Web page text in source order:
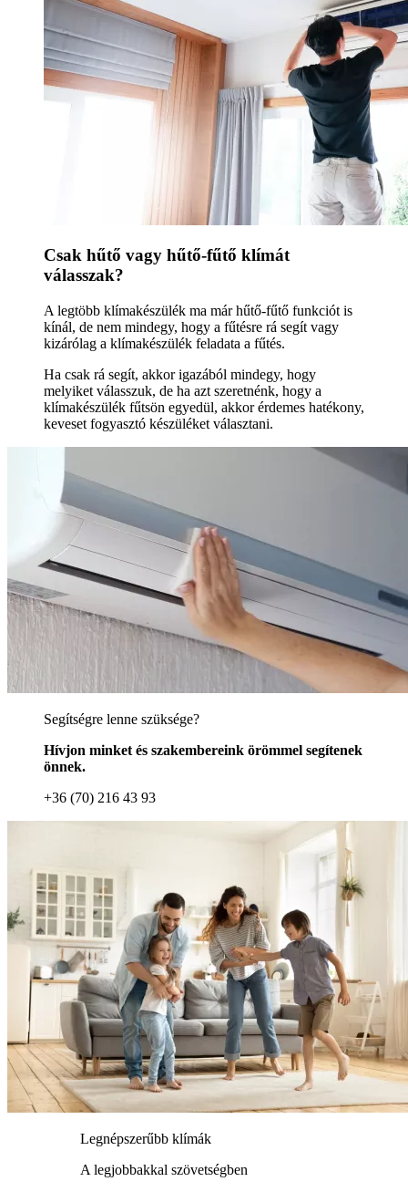
Csak hűtő vagy hűtő-fűtő klímát
válasszak?
A legtöbb klímakészülék ma már hűtő-fűtő funkciót is
kínál, de nem mindegy, hogy a fűtésre rá segít vagy
kizárólag a klímakészülék feladata a fűtés.
Ha csak rá segít, akkor igazából mindegy, hogy
melyiket válasszuk, de ha azt szeretnénk, hogy a
klímakészülék fűtsön egyedül, akkor érdemes hatékony,
keveset fogyasztó készüléket választani.
Segítségre lenne szüksége?
Hívjon minket és szakembereink örömmel segítenek
önnek.
+36 (70) 216 43 93
Legnépszerűbb klímák
A legjobbakkal szövetségben